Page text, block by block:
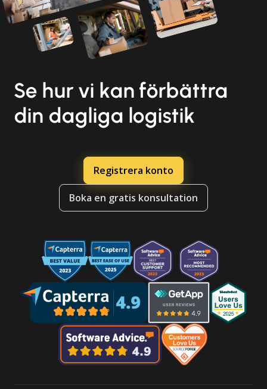
Se hur vi kan förbättra
din dagliga logistik
Registrera konto
Boka en gratis konsultation